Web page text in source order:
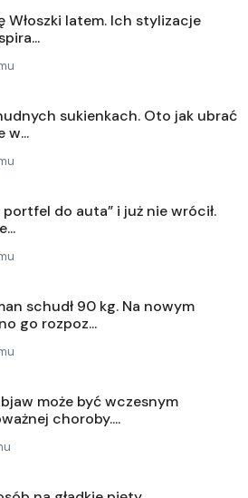
Włoszki latem. Ich stylizacje
sukienkach. Oto jak ubrać
w...
portfel do auta” i już nie wrócił.
schudł 90 kg. Na nowym
go rozpoz...
może być wczesnym
choroby....